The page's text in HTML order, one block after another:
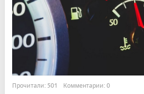
Прочитали: 501 Комментарии: 0